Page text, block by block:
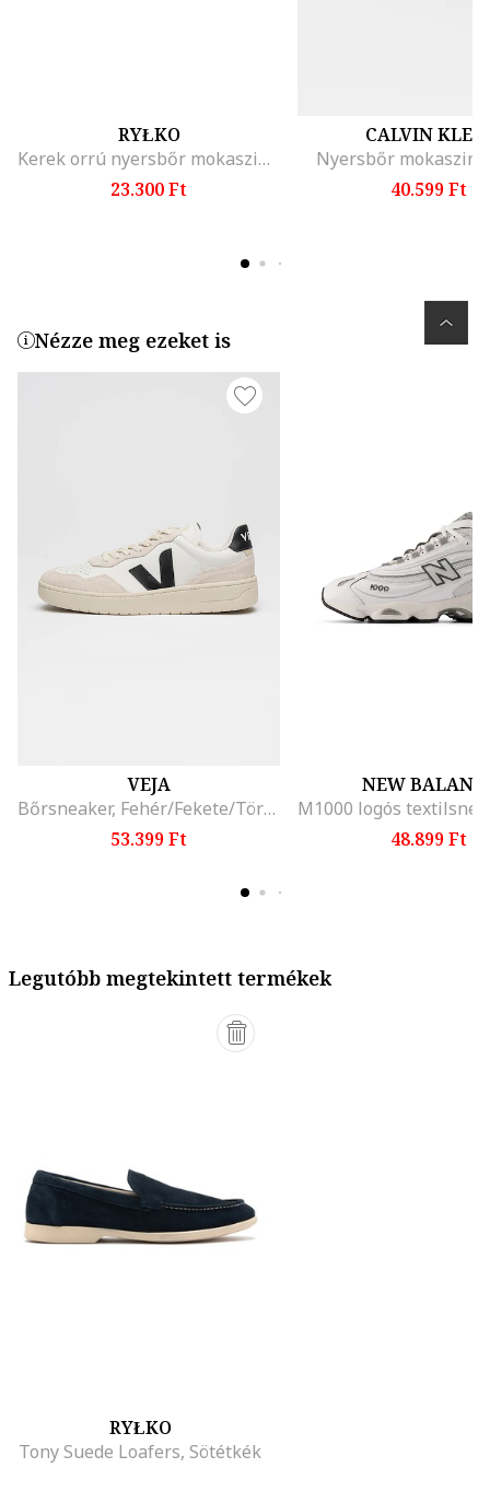
RYŁKO
Kerek orrú nyersbőr mokaszin, Tengerészkék
23.300 Ft
CALVIN
Nyersbőr mokaszin,
40.599 Ft
Nézze meg ezeket is
VEJA
Bőrsneaker, Fehér/Fekete/Törtfehér
53.399 Ft
NEW
48.899 Ft
Legutóbb megtekintett termékek
RYŁKO
Tony Suede Loafers, Sötétkék